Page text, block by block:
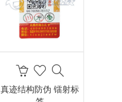
真迹结构防伪 镭射标